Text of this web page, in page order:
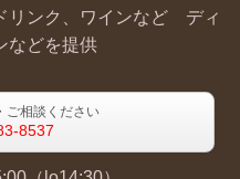
リンク、ワインなど ディ
などを提供
ご相談ください
8537